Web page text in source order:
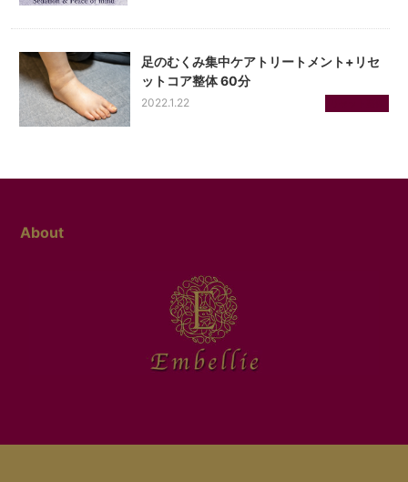
足のむくみ集中ケアトリートメント+リセ
ットコア整体 60分
2022.1.22
About